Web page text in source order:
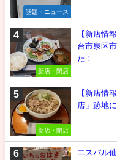
話題・ニュース
新店・閉店
【新店情
台市泉区
た！
新店・閉店
【新店情
店」跡地
エスパル